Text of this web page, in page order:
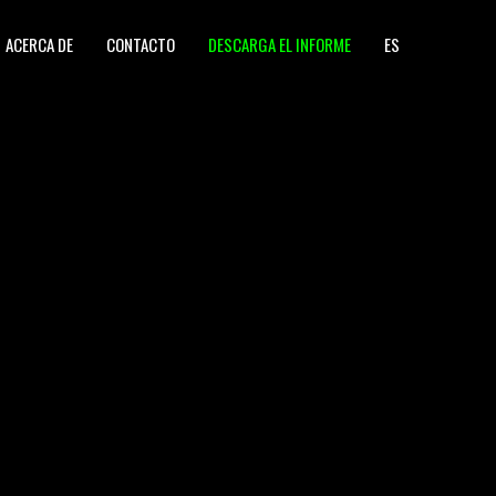
ACERCA DE CONTACTO DESCARGA EL INFORME ES